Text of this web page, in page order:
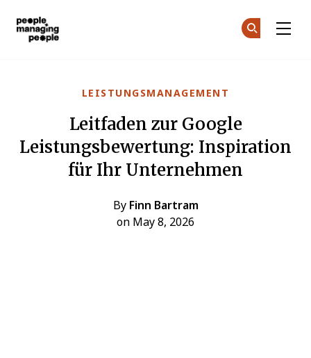
LEISTUNGSMANAGEMENT
Leitfaden zur Google
Leistungsbewertung: Inspiration
für Ihr Unternehmen
By Finn Bartram
on May 8, 2026